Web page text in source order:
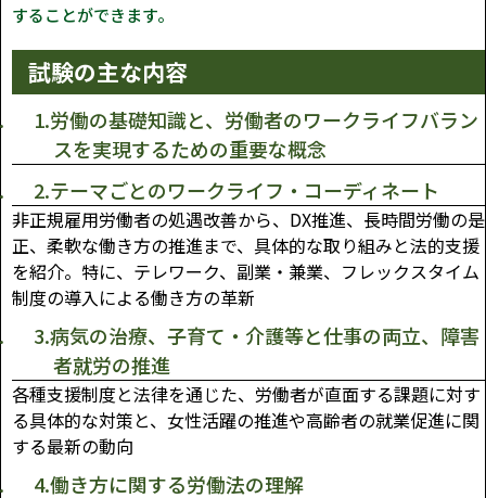
することができます。
試験の主な内容
1.労働の基礎知識と、労働者のワークライフバラン
スを実現するための重要な概念
2.テーマごとのワークライフ・コーディネート
非正規雇用労働者の処遇改善から、DX推進、長時間労働の是
正、柔軟な働き方の推進まで、具体的な取り組みと法的支援
を紹介。特に、テレワーク、副業・兼業、フレックスタイム
制度の導入による働き方の革新
3.病気の治療、子育て・介護等と仕事の両立、障害
者就労の推進
各種支援制度と法律を通じた、労働者が直面する課題に対す
る具体的な対策と、女性活躍の推進や高齢者の就業促進に関
する最新の動向
4.働き方に関する労働法の理解